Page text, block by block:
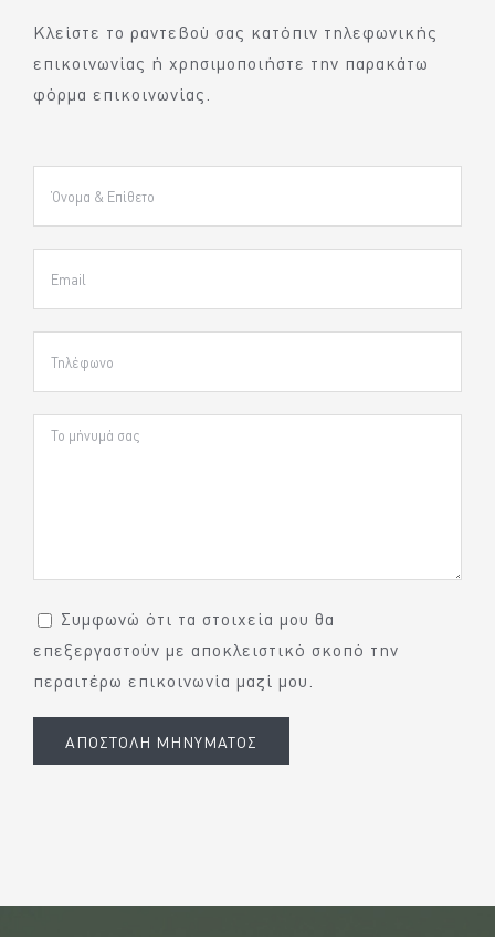
Κλείστε το ραντεβού σας κατόπιν τηλεφωνικής
επικοινωνίας ή χρησιμοποιήστε την παρακάτω
φόρμα επικοινωνίας.
Συμφωνώ ότι τα στοιχεία μου θα
επεξεργαστούν με αποκλειστικό σκοπό την
περαιτέρω επικοινωνία μαζί μου.